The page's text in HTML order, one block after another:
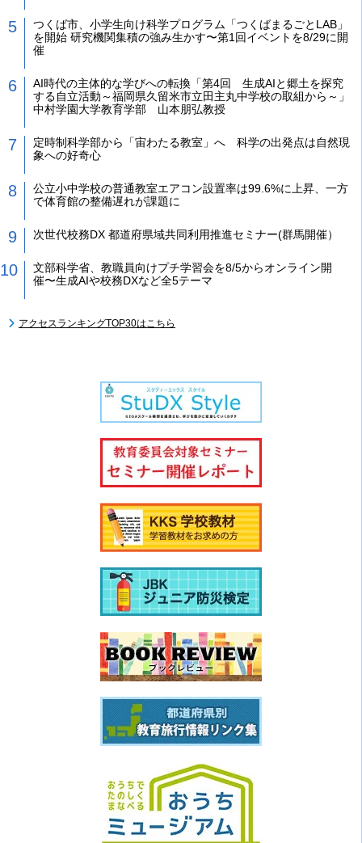
つくば市、小学生向け科学プログラム「つくばまるごとLAB」
を開始 研究機関集積の強み生かす〜第1回イベントを8/29に開
催
AI時代の主体的な学びへの転換「第4回 生成AIと郷土を探究
する自立活動～福岡県久留米市立田主丸中学校の取組から～」
中村学園大学教育学部 山本朋弘教授
定時制科学部から「宙わたる教室」へ 科学の出発点は自然現
象への好奇心
公立小中学校の普通教室エアコン設置率は99.6%に上昇、一方
で体育館の整備遅れが課題に
次世代校務DX 都道府県域共同利用推進セミナー(群馬開催）
文部科学省、教職員向けプチ学習会を8/5からオンライン開
催〜生成AIや校務DXなど全5テーマ
アクセスランキングTOP30はこちら